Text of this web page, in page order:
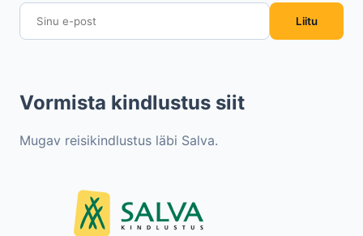
Liitu
Vormista kindlustus siit
Mugav reisikindlustus läbi Salva.